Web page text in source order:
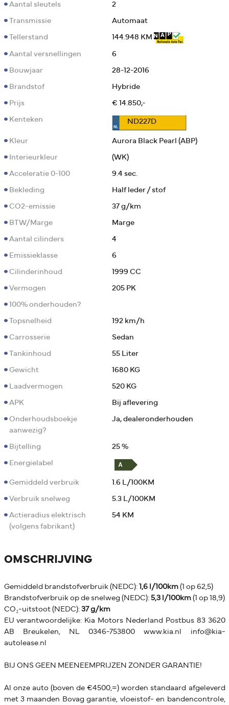
Aantal sleutels 2
Transmissie Automaat
Tellerstand 144.948 KM
Aantal versnellingen 6
Bouwjaar 28-12-2016
Brandstof Hybride
Prijs € 14.850,-
Kenteken ND227D
Kleur Aurora Black Pearl (ABP)
Interieurkleur (WK)
Acceleratie 0-100 9.4 sec.
Bekleding Half leder / stof
CO2-emissie 37 g/km
BTW/Marge Marge
Aantal cilinders 4
Emissieklasse 6
Cilinderinhoud 1999 CC
Vermogen 205 PK
100% onderhouden?
Topsnelheid 192 km/h
Carrosserie Sedan
Tankinhoud 55 Liter
Gewicht 1680 KG
Laadvermogen 520 KG
APK Bij aflevering
Onderhoudsboekje
aanwezig?
Ja, dealeronderhouden
Bijtelling 25 %
Energielabel
Gemiddeld verbruik 1.6 L/100KM
Verbruik snelweg 5.3 L/100KM
Actieradius elektrisch
(volgens fabrikant)
54 KM
OMSCHRIJVING
Gemiddeld brandstofverbruik (NEDC): 1,6 l/100km(1 op 62,5)
Brandstofverbruik op de snelweg (NEDC): 5,3 l/100km(1 op 18,9)
CO₂-uitstoot (NEDC): 37 g/km
EU verantwoordelijke: Kia Motors Nederland Postbus 83 3620
AB Breukelen, NL 0346-753800 www.kia.nl info@kia-
autolease.nl
BIJ ONS GEEN MEENEEMPRIJZEN ZONDER GARANTIE!
Al onze auto (boven de €4500,=) worden standaard afgeleverd
met 3 maanden Bovag garantie, vloeistof- en bandencontrole,